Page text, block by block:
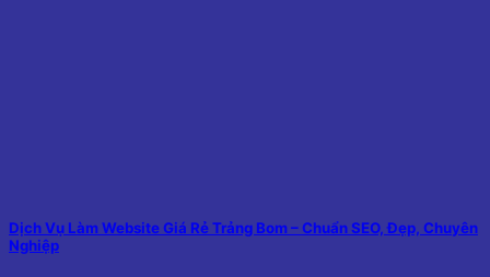
Dịch Vụ Làm Website Giá Rẻ Trảng Bom – Chuẩn SEO, Đẹp, Chuyên
Nghiệp